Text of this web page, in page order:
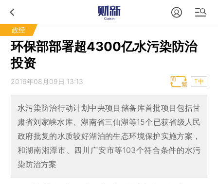
政经
环保部部署超4300亿水污染防治
投资
2016年08月09日 13:13 T中
水污染防治行动计划中央项目储备库首批项目包括甘
肃省刘家峡水库、湖南省三仙湖等15个已获省级人民
政府批复的水质较好湖泊的生态环境保护实施方案，
和湖南湘潭市、四川广安市等103个符合条件的水污
染防治方案